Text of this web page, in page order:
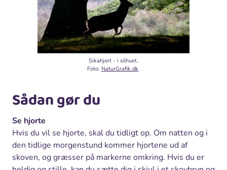
Sikahjort - i silhuet.
Foto: NaturGrafik.dk.
Sådan gør du
Se hjorte
Hvis du vil se hjorte, skal du tidligt op. Om natten og i
den tidlige morgenstund kommer hjortene ud af
skoven, og græsser på markerne omkring. Hvis du er